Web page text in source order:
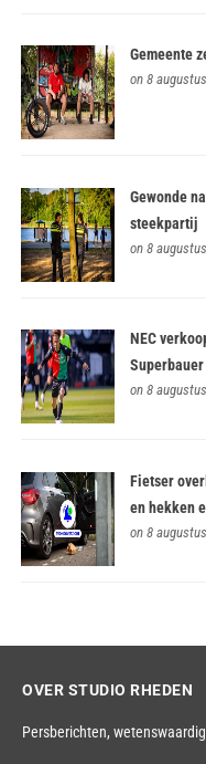
Gemeente
on 8
Gewonde
steekpartij
on 8
NEC
on 8
Fietser
en hekken
on 8
OVER STUDIO RHEDEN
Persberichten,